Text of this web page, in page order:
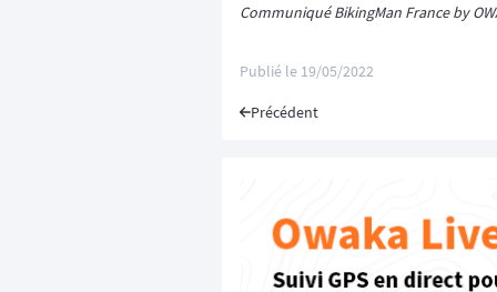
Communiqué BikingMan France by
Publié le 19/05/2022
Précédent